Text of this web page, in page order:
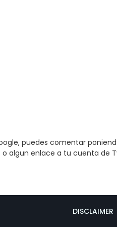
puedes comentar
algun enlace a tu cuenta de
DISCLAIMER